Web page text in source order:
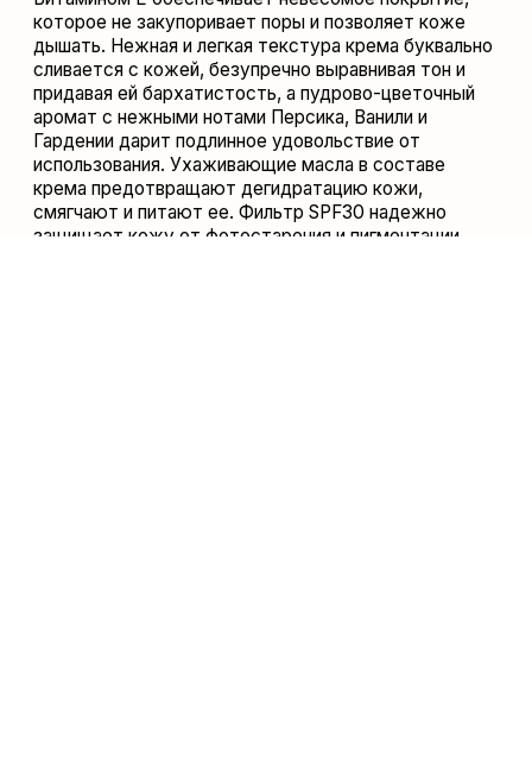
AQUA, CAPRYLIC/CAPRIC TRIGLYCERIDE, TITANIUM DIOXIDE,
CETEARYL ALCOHOL, POLYHYDROXYSTEARIC ACID,
GLYCERYL STEARATE, ALUMINUM STEARATE, GLYCERIN,
BUTYROSPERMUM PARKII (SHEA) BUTTER, MACADAMIA
TERNIFOLIA SEED OIL, SIMMONDSIA CHINENSIS (JOJOBA) SEED
OIL, ORBIGNYA MARTIANA SEED OIL, DAUCUS CAROTA SATIVA
(CARROT) SEED OIL, HELIANTHUS ANNUUS (SUNFLOWER) SEED
OIL, HYDROXYETHYL UREA, ETHYLHEXYL PALMITATE, SODIUM
STEAROYL LACTYLATE, SODIUM LAUROYL GLUTAMATE,
DAUCUS CAROTA SATIVA (CARROT) ROOT EXTRACT, BETA-
CAROTENE, DIPROPYLENE GLYCOL, BOSWELLIA SERRATA
GUM, TOCOPHERYL ACETATE, ASCORBYL PALMITATE,
XANTHAN GUM, TOCOPHEROL, ALLANTOIN, ALUMINA,
BENZYL ALCOHOL, ETHYLHEXYLGLYCERIN, PARFUM, BENZYL
SALICYLATE, LIMONENE, LINALOOL.
СПОСОБ ПРИМЕНЕНИЯ
равномерно нанесите молочко на кожу за 20 минут до
выхода на солнце. Возобновляйте нанесение каждые 2 часа
и после купания. Хранить при температуре 5°-25°C.
ВНИМАНИЕ: возможна индивидуальная непереносимость
натуральных компонентов. В случае попадания средства в
глаза тщательно промойте их водой.